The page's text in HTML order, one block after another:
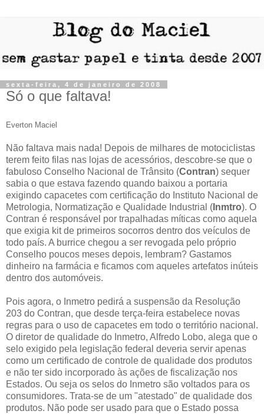
sexta-feira, 4 de janeiro de 2008
Só o que faltava!
Everton Maciel
Não faltava mais nada! Depois de milhares de motociclistas
terem feito filas nas lojas de acessórios, descobre-se que o
fabuloso Conselho Nacional de Trânsito (Contran) sequer
sabia o que estava fazendo quando baixou a portaria
exigindo capacetes com certificação do Instituto Nacional de
Metrologia, Normatização e Qualidade Industrial ( Inmtro). O
Contran é responsável por trapalhadas míticas como aquela
que exigia kit de primeiros socorros dentro dos veículos de
todo país. A burrice chegou a ser revogada pelo próprio
Conselho poucos meses depois, lembram? Gastamos
dinheiro na farmácia e ficamos com aqueles artefatos inúteis
dentro dos automóveis.
Pois agora, o Inmetro pedirá a suspensão da Resolução
203 do Contran, que desde terça-feira estabelece novas
regras para o uso de capacetes em todo o território nacional.
O diretor de qualidade do Inmetro, Alfredo Lobo, alega que o
selo exigido pela legislação federal deveria servir apenas
como um certificado de controle de qualidade dos produtos
e não ter sido incorporado às ações de fiscalização nos
Estados. Ou seja os selos do Inmetro são voltados para os
consumidores. Trata-se de um "atestado" de qualidade dos
produtos. Não pode ser usado para que o Estado possa